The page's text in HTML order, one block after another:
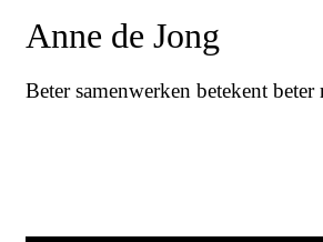
Anne de Jong
Beter samenwerken betekent beter